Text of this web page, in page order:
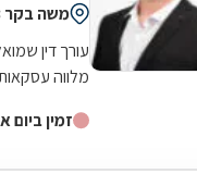
משה בקר 3, ראשון לציון
עורך דין
מלווה
זמין ביום א'